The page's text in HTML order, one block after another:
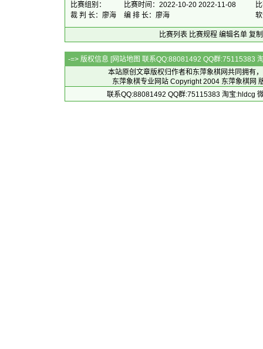
比赛组别：
比赛时间：2022-10-20 2022-11-08
裁 判 长：廖海
编 排 长：廖海
比赛列表 比赛规程 编辑名单 复
-=> 版权信息 [网站地图 联系QQ:88081492 QQ群:75115383
本站原创文章版权归作者和 东萍象棋网共同拥有
东萍象棋专业网站 Copyright 2004 东萍象棋网
联系QQ:88081492 QQ群:75115383 淘宝:hldcg